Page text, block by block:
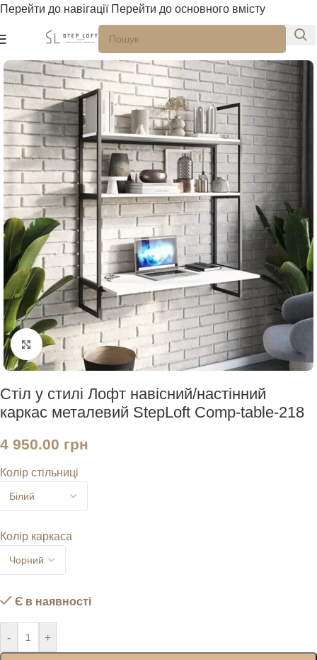
Перейти до навігації Перейти до основного вмісту
Натисніть, щоб збільшити
Стіл у стилі Лофт навісний/настінний
каркас металевий StepLoft Comp-table-218
4 950.00 грн
Колір стільниці
Колір каркаса
Є в наявності
- +